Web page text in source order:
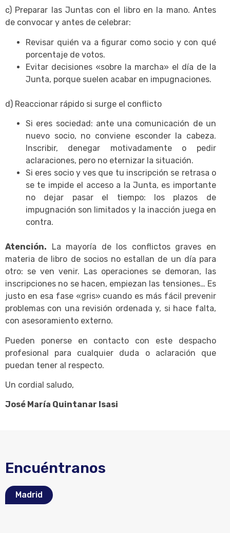
c) Preparar las Juntas con el libro en la mano. Antes
de convocar y antes de celebrar:
Revisar quién va a figurar como socio y con qué
porcentaje de votos.
Evitar decisiones «sobre la marcha» el día de la
Junta, porque suelen acabar en impugnaciones.
d) Reaccionar rápido si surge el conflicto
Si eres sociedad: ante una comunicación de un
nuevo socio, no conviene esconder la cabeza.
Inscribir, denegar motivadamente o pedir
aclaraciones, pero no eternizar la situación.
Si eres socio y ves que tu inscripción se retrasa o
se te impide el acceso a la Junta, es importante
no dejar pasar el tiempo: los plazos de
impugnación son limitados y la inacción juega en
contra.
Atención. La mayoría de los conflictos graves en
materia de libro de socios no estallan de un día para
otro: se ven venir. Las operaciones se demoran, las
inscripciones no se hacen, empiezan las tensiones… Es
justo en esa fase «gris» cuando es más fácil prevenir
problemas con una revisión ordenada y, si hace falta,
con asesoramiento externo.
Pueden ponerse en contacto con este despacho
profesional para cualquier duda o aclaración que
puedan tener al respecto.
Un cordial saludo,
José María Quintanar Isasi
Encuéntranos
Madrid